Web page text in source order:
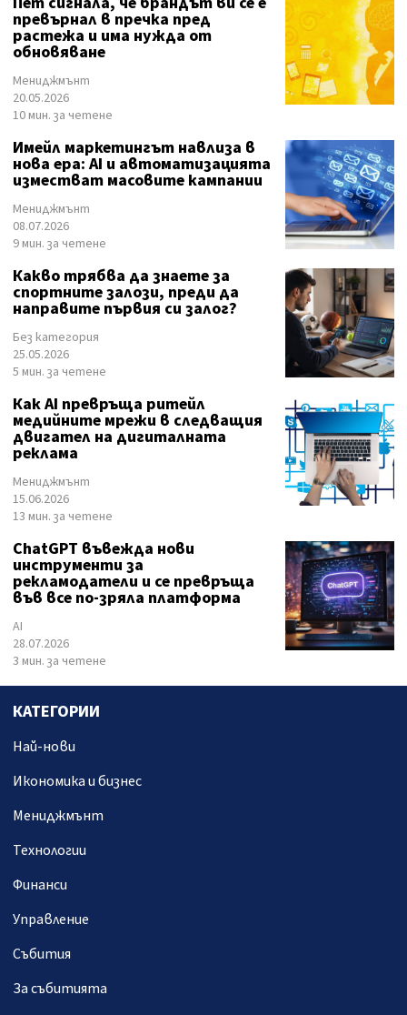
превърнал в пречка пред
растежа и има нужда от
обновяване
Мениджмънт
20.05.2026
10 мин. за четене
Имейл маркетингът навлиза в
нова ера: AI и автоматизацията
изместват масовите кампании
Мениджмънт
08.07.2026
9 мин. за четене
Какво трябва да знаете за
спортните залози, преди да
направите първия си залог?
Без категория
25.05.2026
5 мин. за четене
Как AI превръща ритейл
медийните мрежи в следващия
двигател на дигиталната
реклама
Мениджмънт
15.06.2026
13 мин. за четене
ChatGPT въвежда нови
инструменти за
рекламодатели и се превръща
във все по-зряла платформа
AI
28.07.2026
3 мин. за четене
КАТЕГОРИИ
Най-нови
Икономика и бизнес
Мениджмънт
Технологии
Финанси
Управление
Събития
За събитията